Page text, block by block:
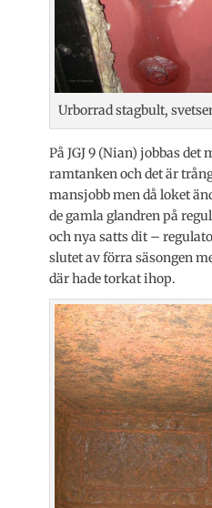
Urborrad stagbult,
På JGJ 9 (Nian) jobbas det
ramtanken och det är
mansjobb men då loket
de gamla glandren på
och nya satts dit –
slutet av förra säsongen
där hade torkat ihop.